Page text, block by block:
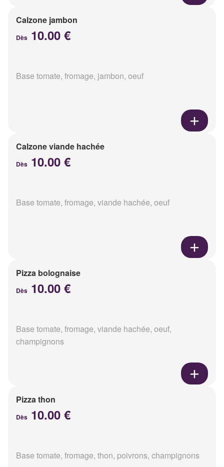
Calzone jambon
Dès 10.00 €
Base tomate, fromage, jambon, oeuf
Calzone viande hachée
Dès 10.00 €
Base tomate, fromage, viande hachée, oeuf
Pizza bolognaise
Dès 10.00 €
Base tomate, fromage, viande hachée, oeuf,
champignons
Pizza thon
Dès 10.00 €
Base tomate, fromage, thon, poivrons, champignons